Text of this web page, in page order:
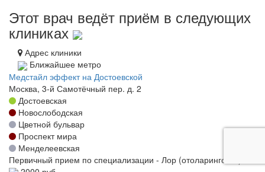
Этот врач ведёт приём в следующих
клиниках
Адрес клиники
Ближайшее метро
Медстайл эффект на Достоевской
Москва, 3-й Самотёчный пер. д. 2
Достоевская
Новослободская
Цветной бульвар
Проспект мира
Менделеевская
Первичный прием по специализации - Лор (отоларинголог)